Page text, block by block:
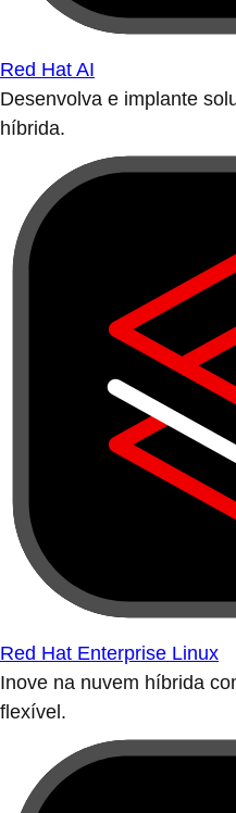
Red Hat AI
Desenvolva e implante
híbrida.
Red Hat Enterprise Linux
Inove na nuvem híbrida
flexível.